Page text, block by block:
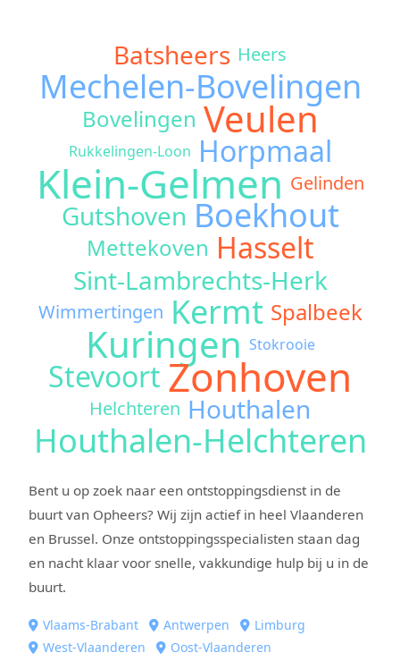
Batsheers Heers
Mechelen-Bovelingen
Bovelingen Veulen
Rukkelingen-Loon Horpmaal
Klein-Gelmen Gelinden
Gutshoven Boekhout
Mettekoven Hasselt
Sint-Lambrechts-Herk
Wimmertingen Kermt Spalbeek
Kuringen Stokrooie
Stevoort Zonhoven
Helchteren Houthalen
Houthalen-Helchteren
Bent u op zoek naar een ontstoppingsdienst in de
buurt van Opheers? Wij zijn actief in heel Vlaanderen
en Brussel. Onze ontstoppingsspecialisten staan dag
en nacht klaar voor snelle, vakkundige hulp bij u in de
buurt.
Vlaams-Brabant Antwerpen
Limburg
West-Vlaanderen
Oost-Vlaanderen